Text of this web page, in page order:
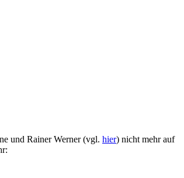
und Rainer Werner (vgl. hier) nicht mehr auf